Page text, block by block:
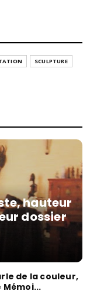
SCULPTURE
hauteur
dossier
de la couleur,